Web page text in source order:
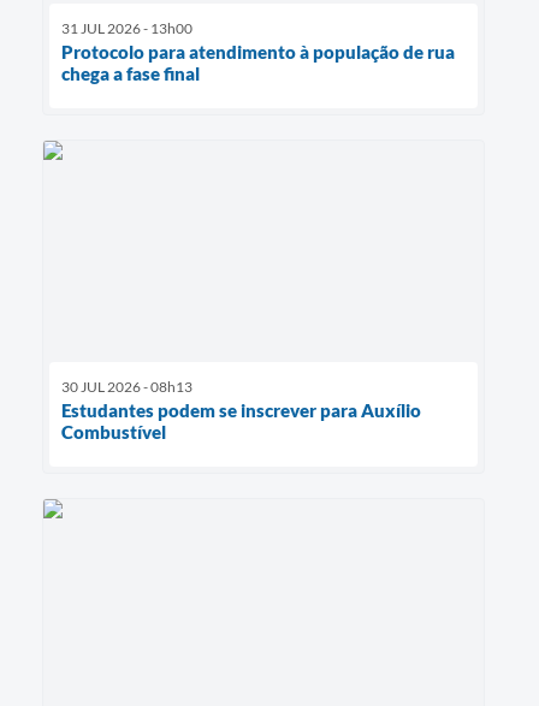
31 JUL 2026 - 13h00
Protocolo para atendimento à população de rua
chega a fase final
30 JUL 2026 - 08h13
Estudantes podem se inscrever para Auxílio
Combustível